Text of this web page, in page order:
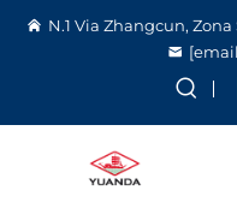
N.1 Via Zhangcun,